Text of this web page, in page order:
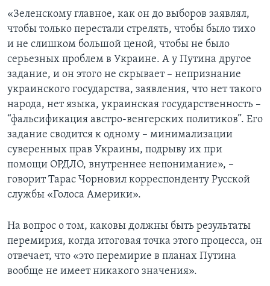
«Зеленскому главное, как он до выборов заявлял,
чтобы только перестали стрелять, чтобы было тихо
и не слишком большой ценой, чтобы не было
серьезных проблем в Украине. А у Путина другое
задание, и он этого не скрывает – непризнание
украинского государства, заявления, что нет такого
народа, нет языка, украинская государственность –
“фальсификация австро-венгерских политиков”. Его
задание сводится к одному – минимализации
суверенных прав Украины, подрыву их при
помощи ОРДЛО, внутреннее непонимание», –
говорит Тарас Чорновил корреспонденту Русской
службы «Голоса Америки».
На вопрос о том, каковы должны быть результаты
перемирия, когда итоговая точка этого процесса, он
отвечает, что «это перемирие в планах Путина
вообще не имеет никакого значения».